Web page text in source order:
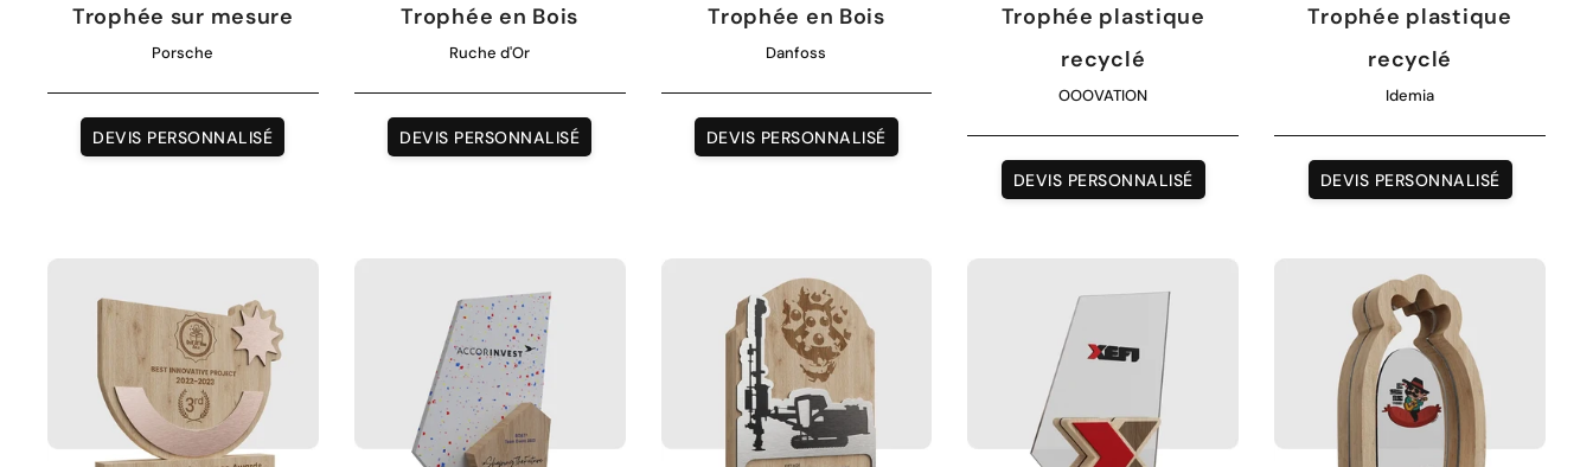
Trophée sur mesure
Porsche
DEVIS PERSONNALISÉ
Trophée en Bois
Ruche d'Or
DEVIS PERSONNALISÉ
Trophée en Bois
Danfoss
DEVIS PERSONNALISÉ
Trophée plastique
recyclé
OOOVATION
DEVIS PERSONNALISÉ
Trophée plastique
recyclé
Idemia
DEVIS PERSONNALISÉ